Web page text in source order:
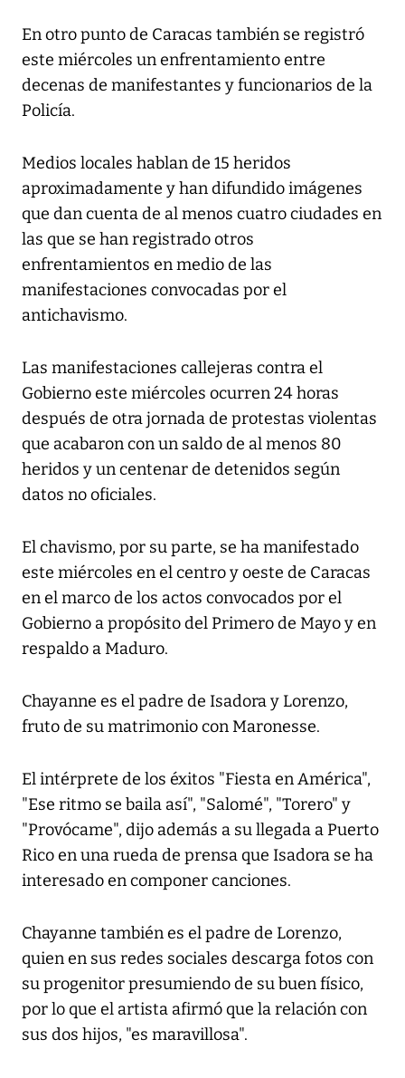
En otro punto de Caracas también se registró
este miércoles un enfrentamiento entre
decenas de manifestantes y funcionarios de la
Policía.
Medios locales hablan de 15 heridos
aproximadamente y han difundido imágenes
que dan cuenta de al menos cuatro ciudades en
las que se han registrado otros
enfrentamientos en medio de las
manifestaciones convocadas por el
antichavismo.
Las manifestaciones callejeras contra el
Gobierno este miércoles ocurren 24 horas
después de otra jornada de protestas violentas
que acabaron con un saldo de al menos 80
heridos y un centenar de detenidos según
datos no oficiales.
El chavismo, por su parte, se ha manifestado
este miércoles en el centro y oeste de Caracas
en el marco de los actos convocados por el
Gobierno a propósito del Primero de Mayo y en
respaldo a Maduro.
Chayanne es el padre de Isadora y Lorenzo,
fruto de su matrimonio con Maronesse.
El intérprete de los éxitos "Fiesta en América",
"Ese ritmo se baila así", "Salomé", "Torero" y
"Provócame", dijo además a su llegada a Puerto
Rico en una rueda de prensa que Isadora se ha
interesado en componer canciones.
Chayanne también es el padre de Lorenzo,
quien en sus redes sociales descarga fotos con
su progenitor presumiendo de su buen físico,
por lo que el artista afirmó que la relación con
sus dos hijos, "es maravillosa".